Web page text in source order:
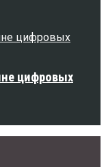
цифровых